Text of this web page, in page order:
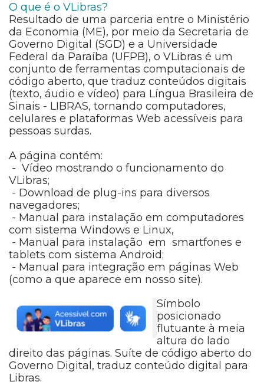
O que é o VLibras?
Resultado de uma parceria entre o Ministério
da Economia (ME), por meio da Secretaria de
Governo Digital (SGD) e a Universidade
Federal da Paraíba (UFPB), o VLibras é um
conjunto de ferramentas computacionais de
código aberto, que traduz conteúdos digitais
(texto, áudio e vídeo) para Língua Brasileira de
Sinais - LIBRAS, tornando computadores,
celulares e plataformas Web acessíveis para
pessoas surdas.
A página contém:
- Vídeo mostrando o funcionamento do
VLibras;
- Download de plug-ins para diversos
navegadores;
- Manual para instalação em computadores
com sistema Windows e Linux,
- Manual para instalação em smartfones e
tablets com sistema Android;
- Manual para integração em páginas Web
(como a que aparece em nosso site).
Símbolo
posicionado
flutuante à meia
altura do lado
direito das páginas. Suíte de código aberto do
Governo Digital, traduz conteúdo digital para
Libras.